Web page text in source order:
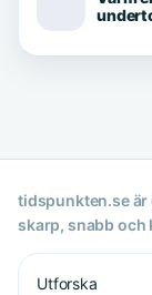
tidspunkten.se
skarp, snabb och
Utforska